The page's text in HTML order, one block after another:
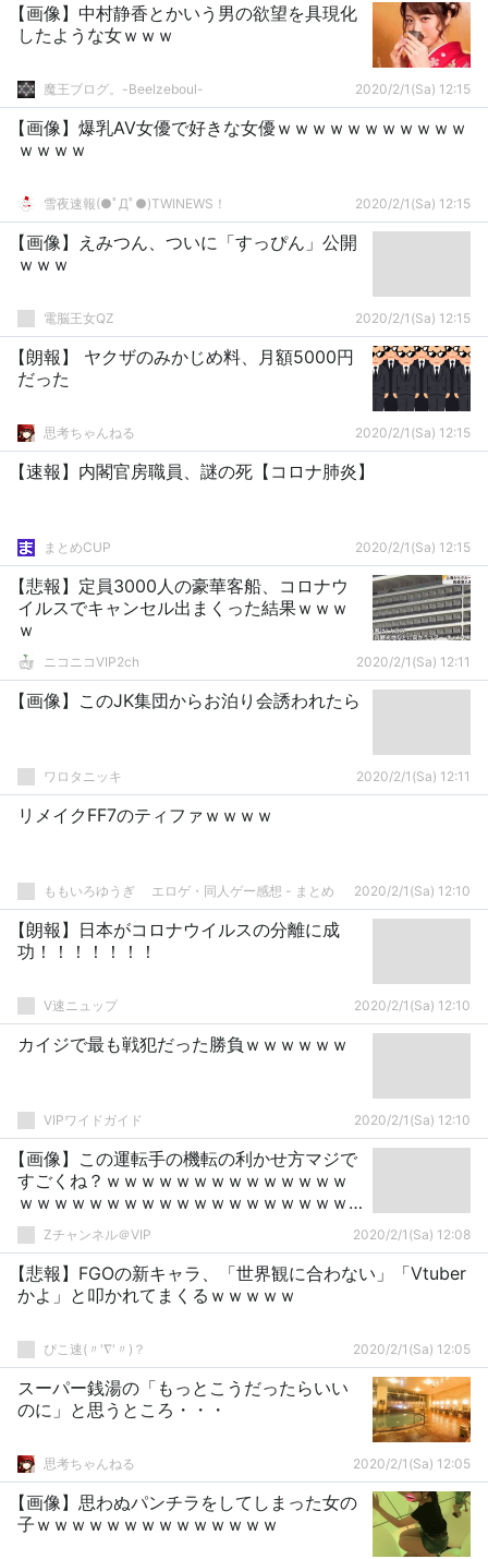
【画像】中村静香とかいう男の欲望を具現化
したような女ｗｗｗ
魔王ブログ。-Beelzeboul- 2020/2/1(Sa) 12:15
【画像】爆乳AV女優で好きな女優ｗｗｗｗｗｗｗｗｗｗｗ
ｗｗｗｗ
雪夜速報(●ﾟДﾟ●)TWINEWS！ 2020/2/1(Sa) 12:15
【画像】えみつん、ついに「すっぴん」公開
ｗｗｗ
電脳王女QZ 2020/2/1(Sa) 12:15
【朗報】 ヤクザのみかじめ料、月額5000円
だった
思考ちゃんねる 2020/2/1(Sa) 12:15
【速報】内閣官房職員、謎の死【コロナ肺炎】
まとめCUP 2020/2/1(Sa) 12:15
【悲報】定員3000人の豪華客船、コロナウ
イルスでキャンセル出まくった結果ｗｗｗ
ｗ
ニコニコVIP2ch 2020/2/1(Sa) 12:11
【画像】このJK集団からお泊り会誘われたら
ワロタニッキ 2020/2/1(Sa) 12:11
リメイクFF7のティファｗｗｗｗ
ももいろゆうぎ エロゲ・同人ゲー感想 - まとめ 2020/2/1(Sa) 12:10
【朗報】日本がコロナウイルスの分離に成
功！！！！！！！
V速ニュップ 2020/2/1(Sa) 12:10
カイジで最も戦犯だった勝負ｗｗｗｗｗｗ
VIPワイドガイド 2020/2/1(Sa) 12:10
【画像】この運転手の機転の利かせ方マジで
すごくね？ｗｗｗｗｗｗｗｗｗｗｗｗｗｗ
ｗｗｗｗｗｗｗｗｗｗｗｗｗｗｗｗｗｗｗ
ｗｗｗZチャンネル＠VIP 2020/2/1(Sa) 12:08
【悲報】FGOの新キャラ、「世界観に合わない」「Vtuber
かよ」と叩かれてまくるｗｗｗｗｗ
ぴこ速(〃'∇'〃)？ 2020/2/1(Sa) 12:05
スーパー銭湯の「もっとこうだったらいい
のに」と思うところ・・・
思考ちゃんねる 2020/2/1(Sa) 12:05
【画像】思わぬパンチラをしてしまった女の
子ｗｗｗｗｗｗｗｗｗｗｗｗｗｗ